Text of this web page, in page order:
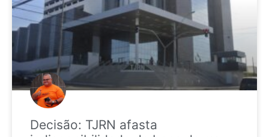
Decisão: TJRN afasta